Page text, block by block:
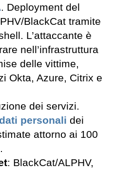
. Deployment del
BlackCat tramite
L’attaccante è
nell’infrastruttura
delle vittime,
Okta, Azure, Citrix e
dei servizi.
dati personali dei
attorno ai 100
: BlackCat/ALPHV,